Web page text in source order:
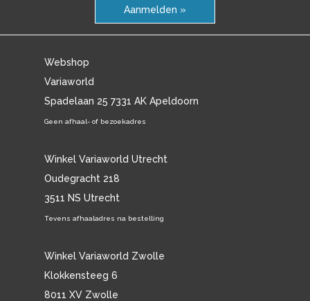
Aanmelden »
Webshop
Variaworld
Spadelaan 25 7331 AK Apeldoorn
Geen afhaal- of bezoekadres
Winkel Variaworld Utrecht
Oudegracht 218
3511 NS Utrecht
Tevens afhaaladres na bestelling
Winkel Variaworld Zwolle
Klokkensteeg 6
8011 XV Zwolle